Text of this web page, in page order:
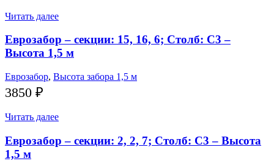
Читать далее
Еврозабор – секции: 15, 16, 6; Столб: С3 –
Высота 1,5 м
Еврозабор, Высота забора 1,5 м
3850 ₽
Читать далее
Еврозабор – секции: 2, 2, 7; Столб: С3 – Высота
1,5 м